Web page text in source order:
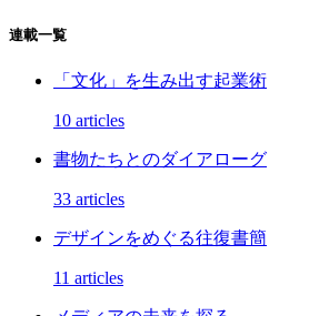
連載一覧
「文化」を生み出す起業術
10 articles
書物たちとのダイアローグ
33 articles
デザインをめぐる往復書簡
11 articles